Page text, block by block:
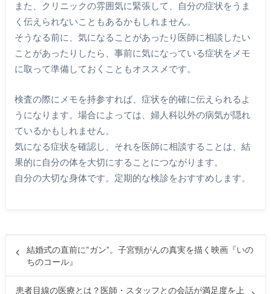
また、クリニックの雰囲気に緊張して、自分の症状をうま
く伝えられないこともあるかもしれません。
そうなる前に、気になることがあったり医師に相談したい
ことがあったりしたら、事前に気になっている症状をメモ
に取って準備しておくこともオススメです。
検査の際にメモを持参すれば、症状を的確に伝えられるよ
うになります。場合によっては、婦人科以外の病気が隠れ
ているかもしれません。
気になる症状を確認し、それを医師に相談することは、結
果的に自分の体を大切にすることにつながります。
自分の大切な身体です。定期的な検診をおすすめします。
結婚式の直前に“ガン”。子宮頸がんの真実を描く映画『いの
ちのコール』
患者目線の医療とは？医師・スタッフとの会話が満足度を上